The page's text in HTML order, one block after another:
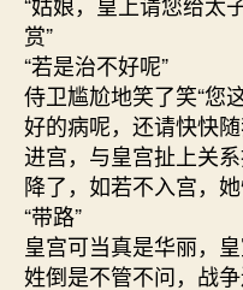
赏”
“若是治不好呢”
侍卫尴尬地笑了笑“您
好的病呢，还请快快
进宫，与皇宫扯上关
降了，如若不入宫，
“带路”
皇宫可当真是华丽，
姓倒是不管不问，战